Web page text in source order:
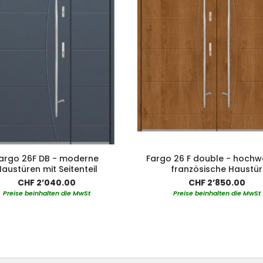
26F DB - moderne
mit Seitenteil
CHF 2’040.00
Preise beinhalten die MwSt
Fargo 26 F double -
französische Haustür
CHF 2’850.00
Preise beinhalten die MwSt